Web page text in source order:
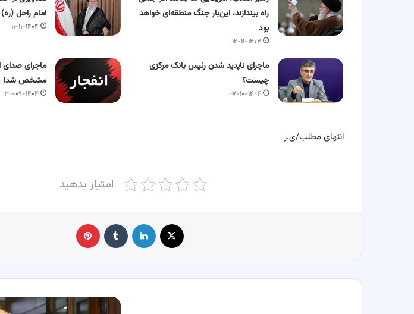
راه بیندازند، این‌بار جنگ منطقه‌ای خواهد
بود
۱۲-۱۱-۱۴۰۴
امام راحل (ره)
۱۱-۱۱-۱۴۰۴
ماجرای ناپدید شدن رئیس بانک مرکزی
چیست؟
۰۷-۱۰-۱۴۰۴
ماجرای صدای
مشخص شد! +
۳۰-۰۹-۱۴۰۴
انتهای مطلب/ی.ر
امتیاز بدهید
لینکدین ‫تامبلر
زندگینامه